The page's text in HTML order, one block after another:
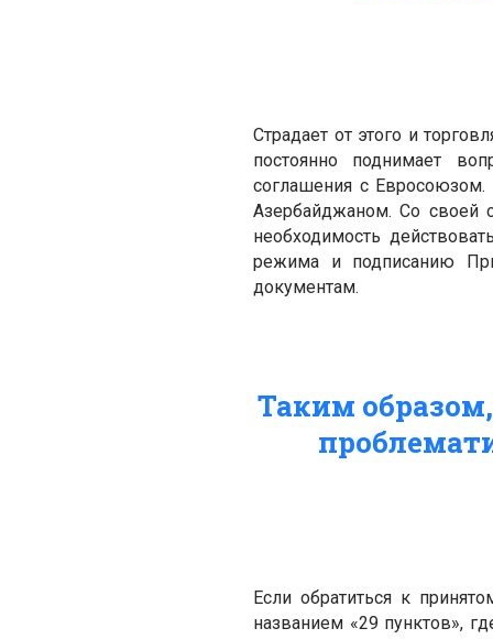
Страдает от этого и
постоянно поднимает
соглашения с
Азербайджаном. Со своей
необходимость
режима и подписанию
документам.
Таким
Если обратиться к
названием «29 пунктов»,